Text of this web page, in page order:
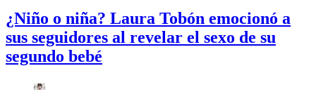
¿Niño o niña? Laura Tobón emocionó a
sus seguidores al revelar el sexo de su
segundo bebé